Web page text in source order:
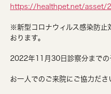
https://healthpet.net/asset/
※新型コロナウィルス感染防止
おります。
2022年11月30日診察分までの
お一人でのご来院にご協力ださ